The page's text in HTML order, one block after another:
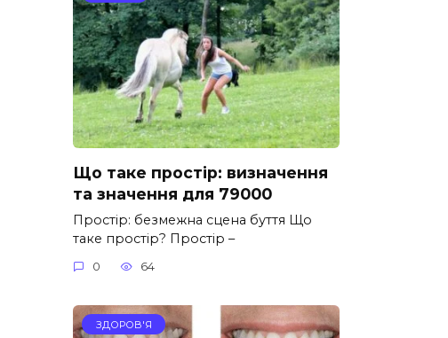
Що таке простір: визначення
та значення для 79000
Простір: безмежна сцена буття Що
таке простір? Простір –
0 64
ЗДОРОВ'Я